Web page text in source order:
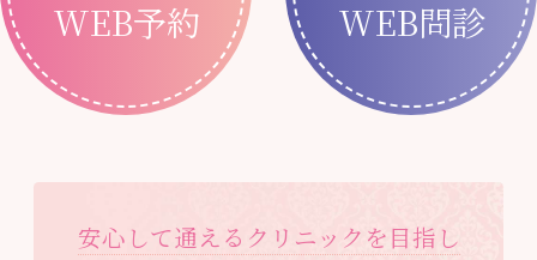
WEB予約 WEB問診
安心して通えるクリニックを目指し